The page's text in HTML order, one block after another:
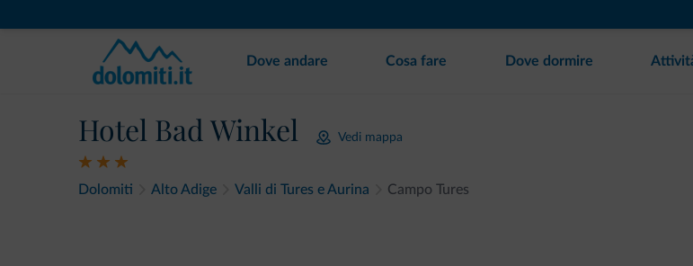
Dove andare Cosa fare Dove dormire
Hotel Bad Winkel Vedi mappa
Dolomiti Alto Adige Valli di Tures e Aurina Campo Tures